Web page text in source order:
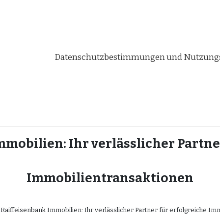
Datenschutzbestimmungen und
Ihr verlässlicher
Immobilientransaktionen
Raiffeisenbank Immobilien: Ihr verlässlicher Partner für erfolgreiche